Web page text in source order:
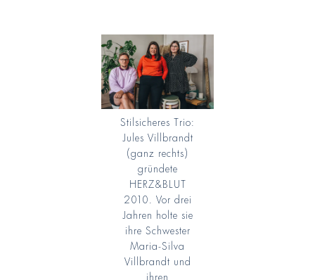
Stilsicheres Trio:
Jules Villbrandt
(ganz rechts)
gründete
HERZ&BLUT
2010. Vor drei
Jahren holte sie
ihre Schwester
Maria-Silva
Villbrandt und
ihren